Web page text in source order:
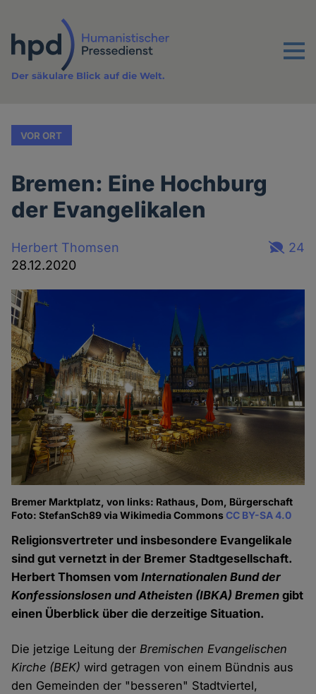
Inhalt
Menu
Der säkulare Blick auf die Welt.
VOR ORT
Bremen: Eine Hochburg
der Evangelikalen
Herbert Thomsen
28.12.2020
24
Bremer Marktplatz, von links: Rathaus, Dom, Bürgerschaft
Foto: StefanSch89 via Wikimedia CommonsCC BY-SA 4.0
Religionsvertreter und insbesondere Evangelikale
sind gut vernetzt in der Bremer Stadtgesellschaft.
Herbert Thomsen vomInternationalen Bund der
Konfessionslosen und Atheisten (IBKA) Bremen gibt
einen Überblick über die derzeitige Situation.
Die jetzige Leitung derBremischen Evangelischen
Kirche (BEK) wird getragen von einem Bündnis aus
den Gemeinden der "besseren" Stadtviertel,